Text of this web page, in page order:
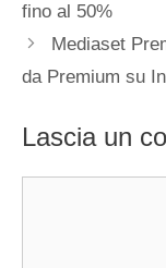
fino al 50%
Mediaset
da Premium su
Lascia un